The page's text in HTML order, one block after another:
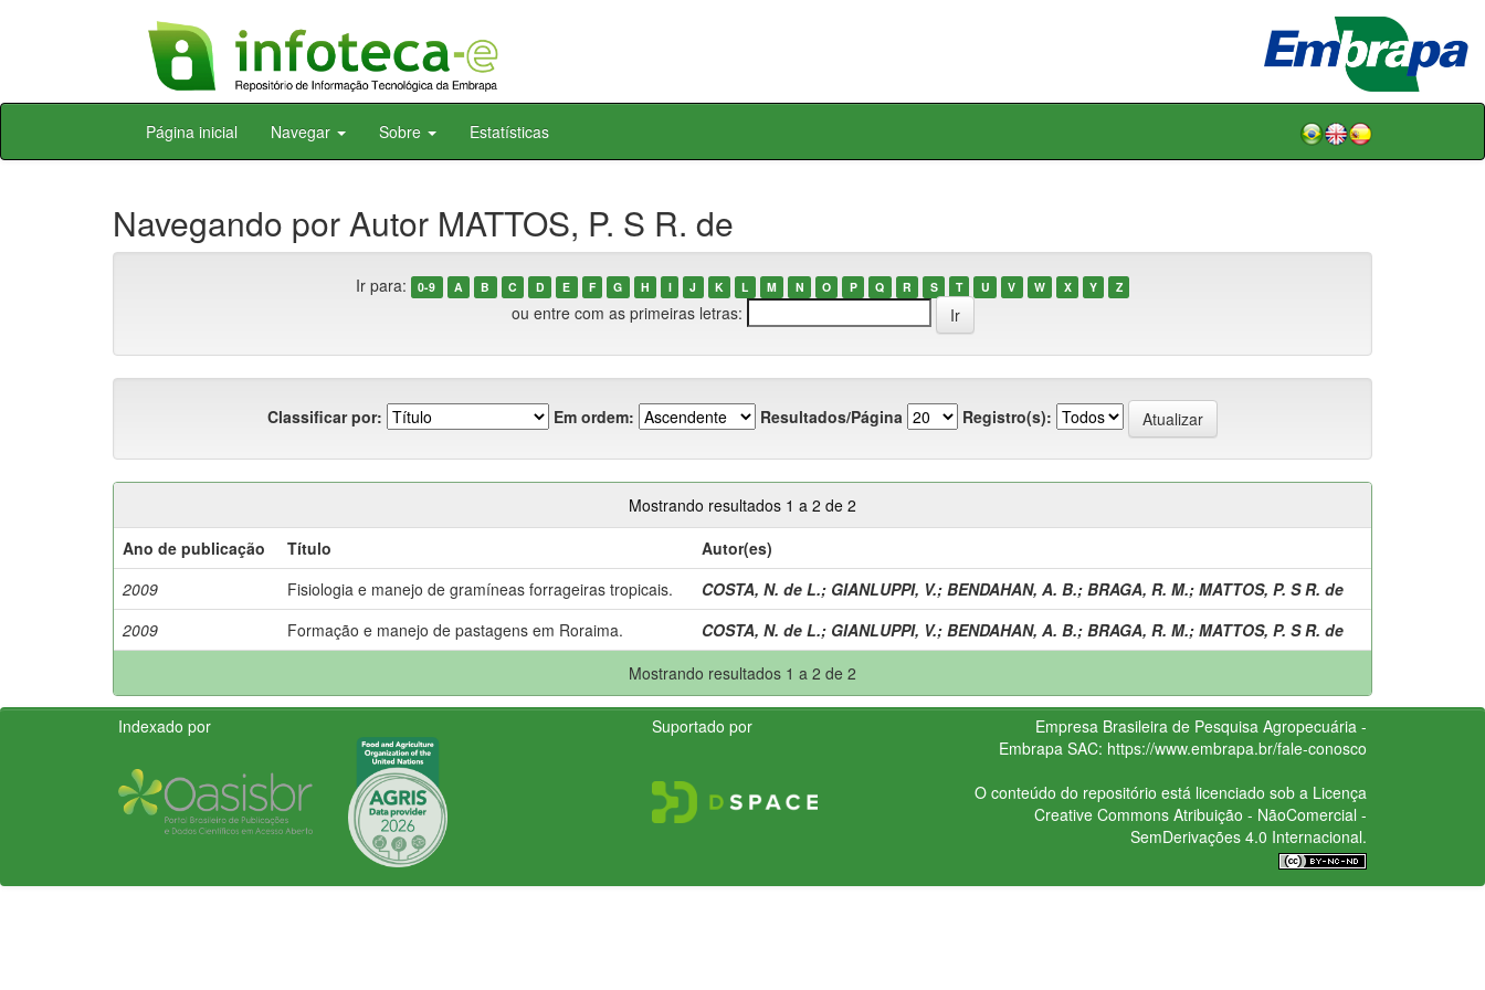
Skip
Página inicial Navegar Sobre Estatísticas
Navegando por Autor MATTOS, P. S R. de
Ir para: 0-9 A B C D E F G H I J K L M N O P Q R S T U V W X Y Z
ou entre com as primeiras letras:
Classificar por: Em ordem: Resultados/Página Registro(s):
Mostrando resultados 1 a 2 de 2
Ano de publicação
Título
Autor(es)
2009
Fisiologia e manejo de gramíneas forrageiras tropicais. COSTA, N. de L.; GIANLUPPI, V.; BENDAHAN, A. B.; BRAGA, R. M.; MATTOS, P. S R. de
2009
Formação e manejo de pastagens em Roraima. COSTA, N. de L.; GIANLUPPI, V.; BENDAHAN, A. B.; BRAGA, R. M.; MATTOS, P. S R. de
Mostrando resultados 1 a 2 de 2
Indexado por Suportado por
Empresa Brasileira de Pesquisa Agropecuária -
Embrapa SAC: https://www.embrapa.br/fale-conosco
O conteúdo do repositório está licenciado sob a Licença
Creative CommonsAtribuição - NãoComercial -
SemDerivações 4.0 Internacional.